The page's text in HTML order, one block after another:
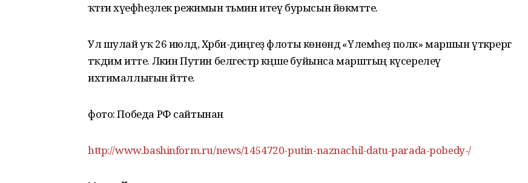
ҡәтғи хәүефһеҙлек режимын тәьмин итеү бурысын йөкмәтте.
Ул шулай уҡ 26 июлдә, Хәрби-диңгеҙ флоты көнөндә «Үлемһеҙ полк» маршын үткәрергә
тәҡдим итте. Ләкин Путин белгестәр кәңәше буйынса марштың күсерелеү
ихтималлығын әйтте.
фото: Победа РФ сайтынан
http://www.bashinform.ru/news/1454720-putin-naznachil-datu-parada-pobedy-/